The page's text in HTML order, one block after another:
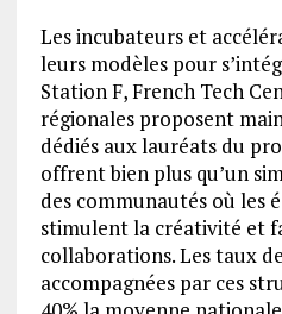
Les incubateurs et
leurs modèles pour
Station F, French Tech
régionales proposent
dédiés aux lauréats du
offrent bien plus qu’un
des communautés où les
stimulent la créativité et
collaborations. Les taux
accompagnées par ces